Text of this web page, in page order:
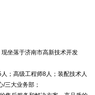
坐落于济南市高新技术开发
；高级工程师8人；装配技术人
三大业务部；